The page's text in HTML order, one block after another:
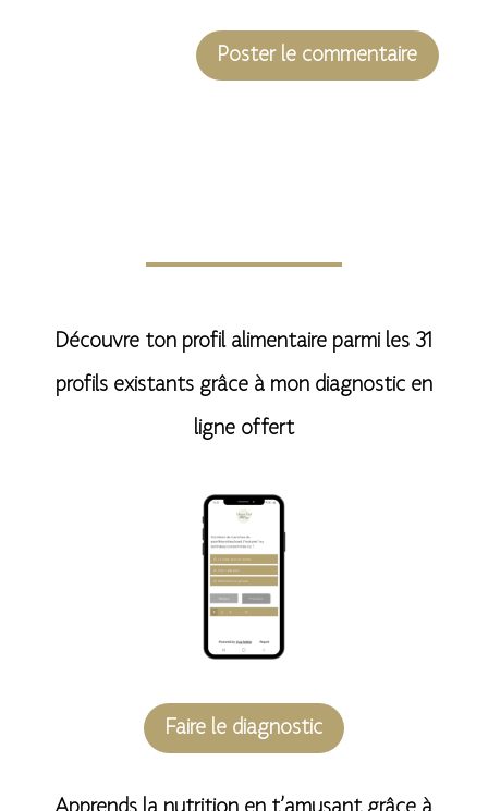
Découvre ton profil alimentaire parmi les 31
profils existants grâce à mon diagnostic en
ligne offert
Faire le diagnostic